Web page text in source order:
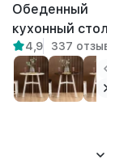
Обеденный
кухонный стол
круглый в
стиле Лофт
Моро белый/
амаретто
4,9 337